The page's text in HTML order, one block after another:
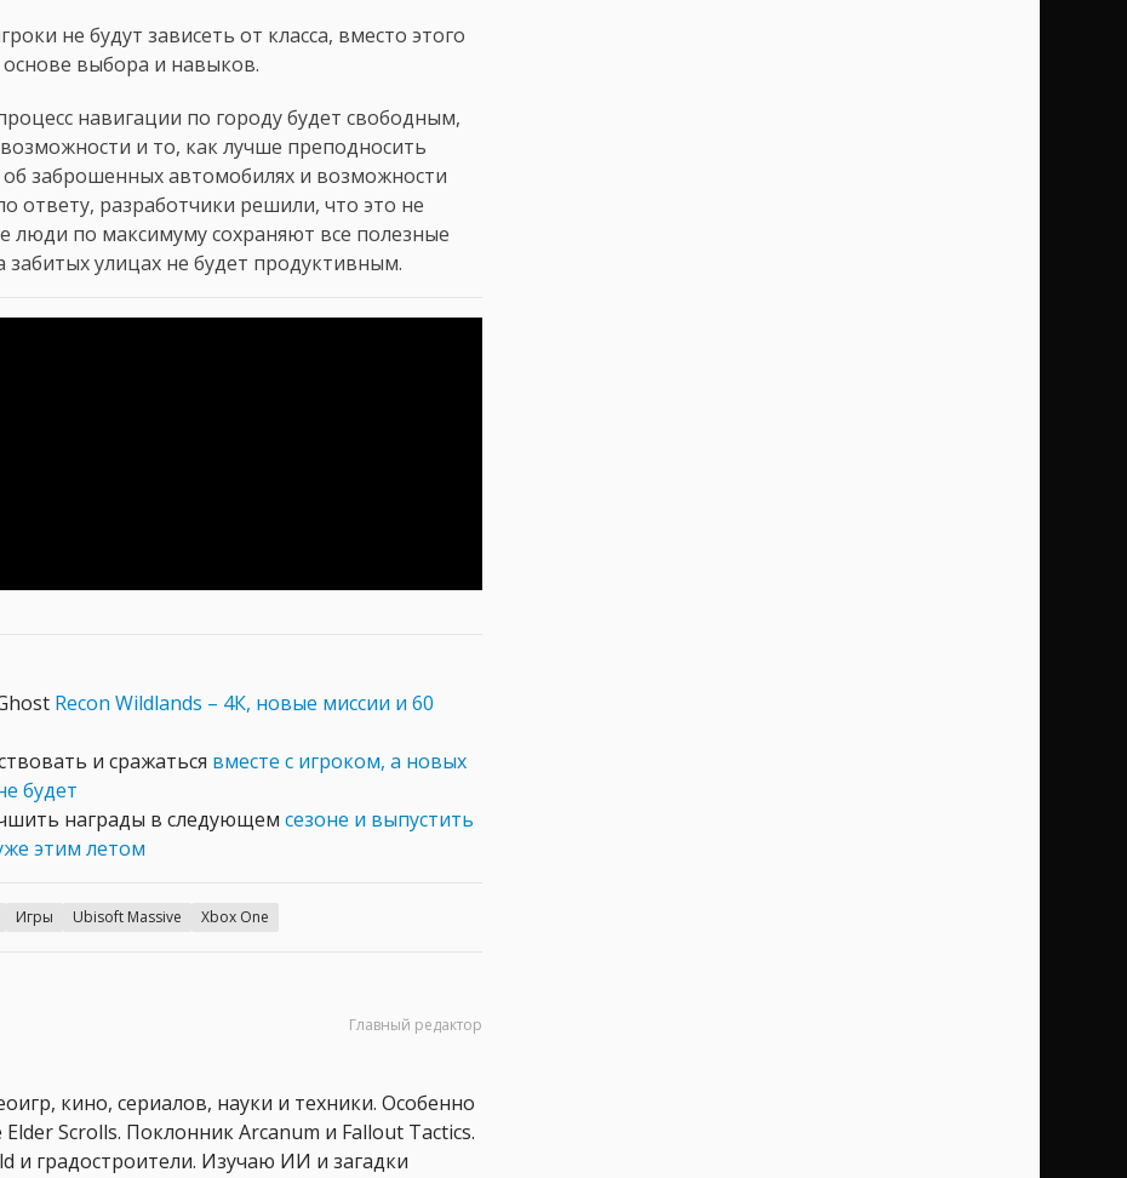
не будут зависеть от класса, вместо этого
выбора и навыков.
навигации по городу будет свободным,
и то, как лучше преподносить
заброшенных автомобилях и возможности
ответу, разработчики решили, что это не
люди по максимуму сохраняют все полезные
улицах не будет продуктивным.
Recon Wildlands – 4К, новые миссии и 60
и сражаться вместе с игроком, а новых
будет
награды в следующем сезоне и выпустить
этим летом
Игры Ubisoft Massive Xbox One
Главный редактор
кино, сериалов, науки и техники. Особенно
Scrolls. Поклонник Arcanum и Fallout Tactics.
и градостроители. Изучаю ИИ и загадки